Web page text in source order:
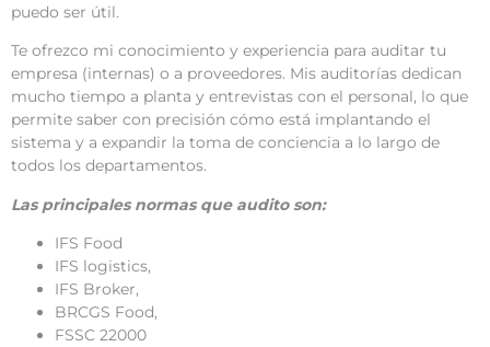
puedo ser útil.
Te ofrezco mi conocimiento y experiencia para auditar tu
empresa (internas) o a proveedores. Mis auditorías dedican
mucho tiempo a planta y entrevistas con el personal, lo que
permite saber con precisión cómo está implantando el
sistema y a expandir la toma de conciencia a lo largo de
todos los departamentos.
Las principales normas que audito son:
IFS Food
IFS logistics,
IFS Broker,
BRCGS Food,
FSSC 22000